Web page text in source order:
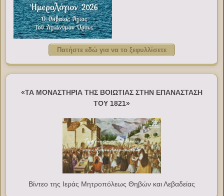
Πατήστε εδώ για να το ξεφυλλίσετε
«ΤΑ ΜΟΝΑΣΤΗΡΙΑ ΤΗΣ ΒΟΙΩΤΙΑΣ ΣΤΗΝ ΕΠΑΝΑΣΤΑΣΗ
ΤΟΥ 1821»
Βίντεο της Ιεράς Μητροπόλεως Θηβών και Λεβαδείας